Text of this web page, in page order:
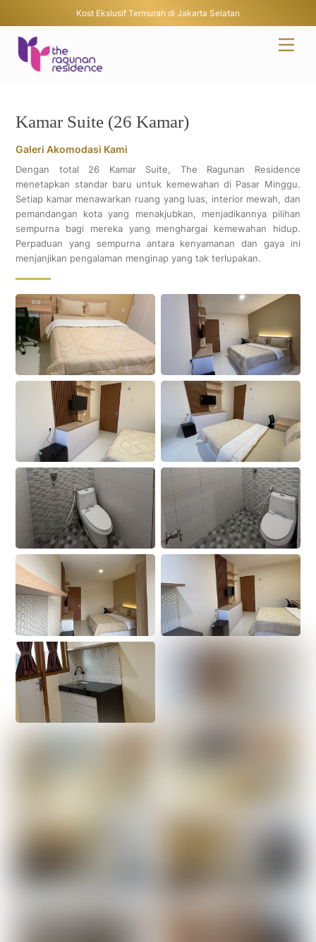
Kost Ekslusif Termurah di Jakarta Selatan
content
Kamar Suite (26 Kamar)
Galeri Akomodasi Kami
Dengan total 26 Kamar Suite, The Ragunan Residence
menetapkan standar baru untuk kemewahan di Pasar Minggu.
Setiap kamar menawarkan ruang yang luas, interior mewah, dan
pemandangan kota yang menakjubkan, menjadikannya pilihan
sempurna bagi mereka yang menghargai kemewahan hidup.
Perpaduan yang sempurna antara kenyamanan dan gaya ini
menjanjikan pengalaman menginap yang tak terlupakan.